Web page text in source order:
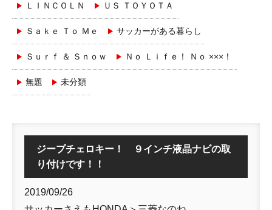
ＬＩＮＣＯＬＮ ＵＳ ＴＯＹＯＴＡ
Ｓａｋｅ Ｔｏ Ｍｅ サッカーがある暮らし
Ｓｕｒｆ ＆ Ｓｎｏｗ Ｎｏ Ｌｉｆｅ！ Ｎｏ ×××！
無題 未分類
ジープチェロキー！ ９インチ液晶ナビの取
り付けです！！
2019/09/26